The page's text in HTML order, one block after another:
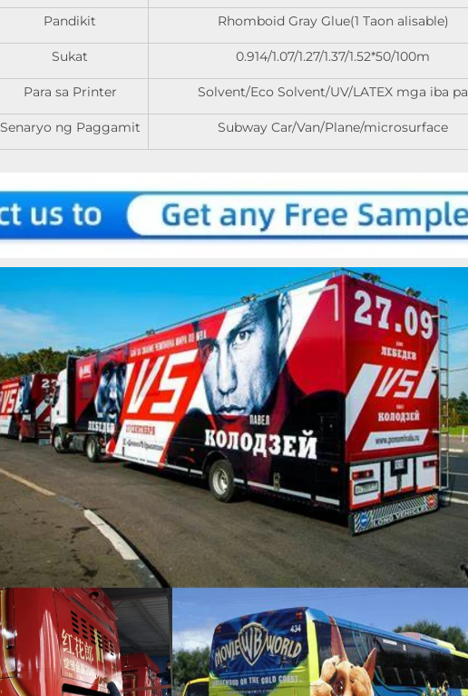
Pandikit Rhomboid Gray Glue(1 Taon alisable)
Sukat 0.914/1.07/1.27/1.37/1.52*50/100m
Para sa Printer Solvent/Eco Solvent/UV/LATEX mga iba pa
Senaryo ng Paggamit Subway Car/Van/Plane/microsurface